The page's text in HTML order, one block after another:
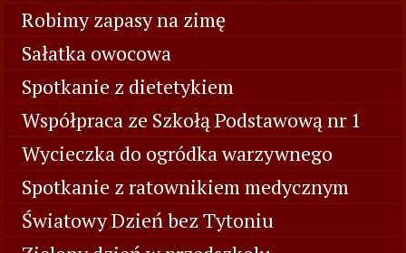
Robimy zapasy na zimę
Sałatka owocowa
Spotkanie z dietetykiem
Współpraca ze Szkołą Podstawową nr 1
Wycieczka do ogródka warzywnego
Spotkanie z ratownikiem medycznym
Światowy Dzień bez Tytoniu